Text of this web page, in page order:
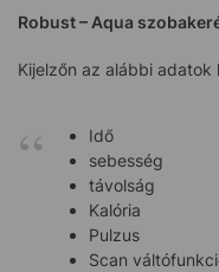
Robust – Aqua
Kijelzőn az alábbi adatok
Idő
sebesség
távolság
Kalória
Pulzus
Scan